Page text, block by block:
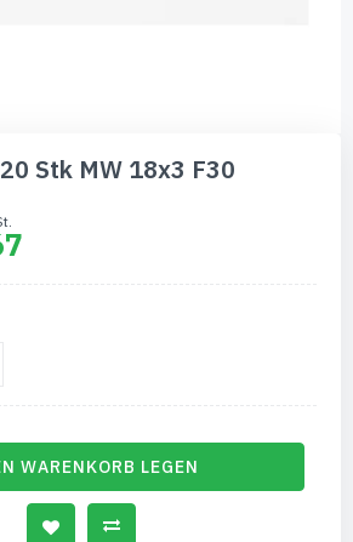
Stk MW 18x3 F30
WARENKORB LEGEN